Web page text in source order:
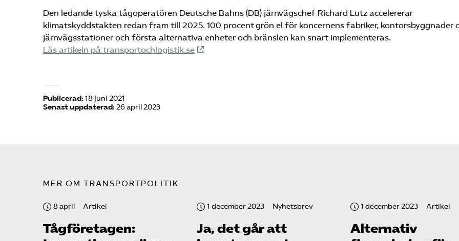
Den ledande tyska tågoperatören Deutsche Bahns (DB) järnvägschef Richard Lutz accelererar
klimatskyddstakten redan fram till 2025. 100 procent grön el för koncernens fabriker, kontorsbyggnader
järnvägsstationer och första alternativa enheter och bränslen kan snart implementeras.
Läs artikeln på transportochlogistik.se
Publicerad: 18 juni 2021
Senast uppdaterad: 26 april 2023
MER OM TRANSPORTPOLITIK
8 april Artikel
Tåg­företagen:
1 december 2023 Nyhetsbrev
Ja, det går att
1 december 2023 Artikel
Alternativ